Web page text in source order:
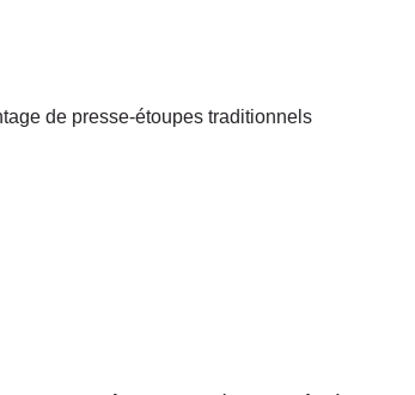
de presse-étoupes traditionnels